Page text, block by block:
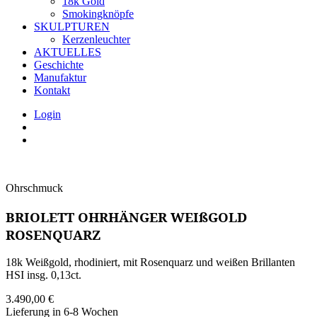
Smokingknöpfe
SKULPTUREN
Kerzenleuchter
AKTUELLES
Geschichte
Manufaktur
Kontakt
Login
Ohrschmuck
BRIOLETT OHRHÄNGER WEIßGOLD
ROSENQUARZ
18k Weißgold, rhodiniert, mit Rosenquarz und weißen Brillanten
HSI insg. 0,13ct.
3.490,00 €
Lieferung in 6-8 Wochen